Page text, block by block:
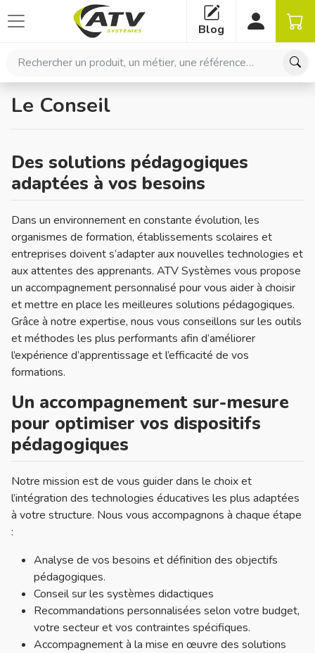
Rechercher un produit, un métier, une référence…
Blog
Le Conseil
Des solutions pédagogiques
adaptées à vos besoins
Dans un environnement en constante évolution, les
organismes de formation, établissements scolaires et
entreprises doivent s’adapter aux nouvelles technologies et
aux attentes des apprenants. ATV Systèmes vous propose
un accompagnement personnalisé pour vous aider à choisir
et mettre en place les meilleures solutions pédagogiques.
Grâce à notre expertise, nous vous conseillons sur les outils
et méthodes les plus performants afin d’améliorer
l’expérience d’apprentissage et l’efficacité de vos
formations.
Un accompagnement sur-mesure
pour optimiser vos dispositifs
pédagogiques
Notre mission est de vous guider dans le choix et
l’intégration des technologies éducatives les plus adaptées
à votre structure. Nous vous accompagnons à chaque étape
:
Analyse de vos besoins et définition des objectifs
pédagogiques.
Conseil sur les systèmes didactiques
Recommandations personnalisées selon votre budget,
votre secteur et vos contraintes spécifiques.
Accompagnement à la mise en œuvre des solutions
Panneau de gestion des cookies